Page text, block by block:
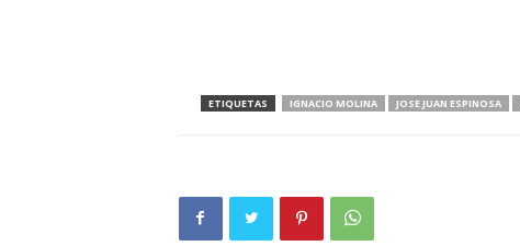
ETIQUETAS IGNACIO MOLINA JOSE JUAN ESPINOSA